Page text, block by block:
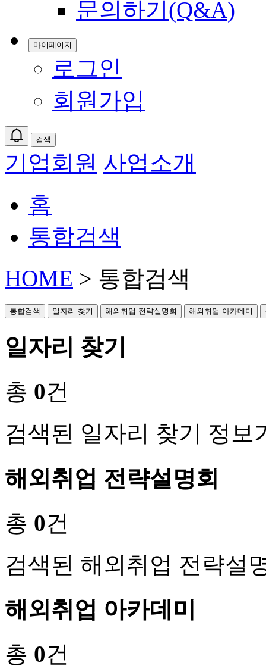
문의하기(Q&A)
마이페이지
로그인
회원가입
검색
기업회원 사업소개
홈
통합검색
HOME > 통합검색
통합검색 일자리 찾기 해외취업 전략설명회 해외취업 아카데미
일자리 찾기
총 0건
검색된 일자리 찾기 정보
해외취업 전략설명회
총 0건
검색된 해외취업 전략설
해외취업 아카데미
총 0건